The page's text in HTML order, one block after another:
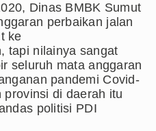
Seksual Bukan
Dinas BMBK Sumut
perbaikan jalan
ke
tapi nilainya sangat
seluruh mata anggaran
pandemi Covid-
provinsi di daerah itu
politisi PDI